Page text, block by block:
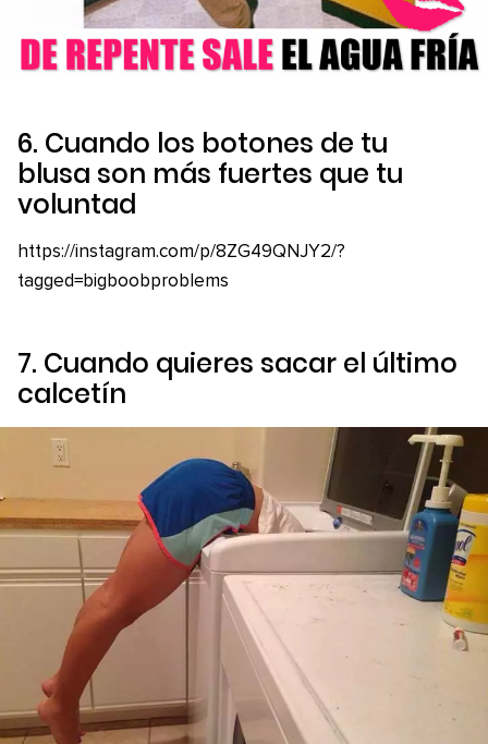
6. Cuando los botones de tu
blusa son más fuertes que tu
voluntad
https://instagram.com/p/8ZG49QNJY2/?
tagged=bigboobproblems
7. Cuando quieres sacar el último
calcetín